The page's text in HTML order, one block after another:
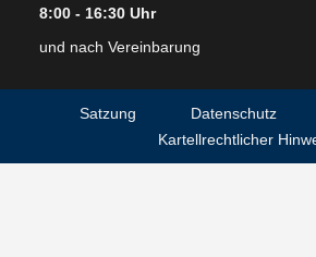
8:00 - 16:30 Uhr
und nach Vereinbarung
Satzung Datenschutz
Kartellrechtlicher